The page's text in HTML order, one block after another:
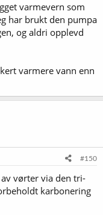
varmevern som
har brukt den pumpa
og aldri opplevd
varmere vann enn
#150
vørter via den tri-
karbonering